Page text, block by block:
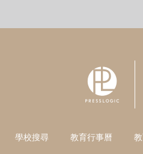
學校搜尋 教育行事曆